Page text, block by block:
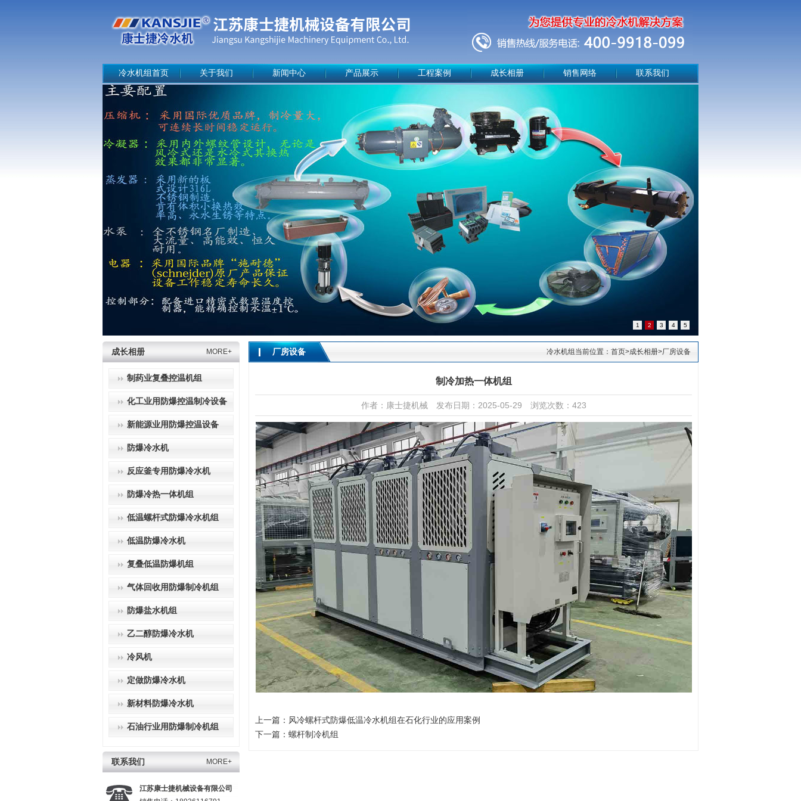
冷水机组首页 关于我们 新闻中心 产品展示 工程案例 成长相册 销售网络 联系我们
1 2 3 4 5
成长相册 MORE+
制药业复叠控温机组
化工业用防爆控温制冷设备
新能源业用防爆控温设备
防爆冷水机
反应釜专用防爆冷水机
防爆冷热一体机组
低温螺杆式防爆冷水机组
低温防爆冷水机
复叠低温防爆机组
气体回收用防爆制冷机组
防爆盐水机组
乙二醇防爆冷水机
冷风机
定做防爆冷水机
新材料防爆冷水机
石油行业用防爆制冷机组
联系我们 MORE+
江苏康士捷机械设备有限公司
厂房设备 冷水机组当前位置： 首页>成长相册>厂房设备
制冷加热一体机组
作者：康士捷机械 发布日期：2025-05-29 浏览次数：423
上一篇： 风冷螺杆式防爆低温冷水机组在石化行业的应用案例
下一篇： 螺杆制冷机组